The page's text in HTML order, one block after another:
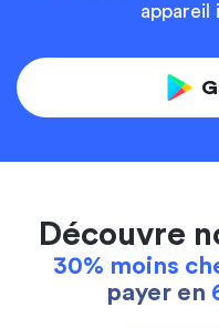
appareil
Découvre
30% moins
payer en